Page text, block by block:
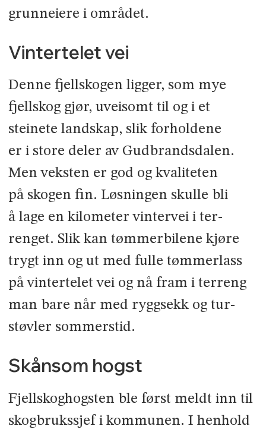
grunneiere i området.
Vintertelet vei
Denne fjellskogen ligger, som mye
fjell­skog gjør, uveisomt til og i et
steinete landskap, slik forholdene
er i store deler av Gudbrandsdalen.
Men veksten er god og kvaliteten
på skogen fin. Løsningen skulle bli
å lage en kilometer vintervei i ter­
renget. Slik kan tømmerbilene kjøre
trygt inn og ut med fulle tømmerlass
på vintertelet vei og nå fram i terreng
man bare når med ryggsekk og tur­
støvler sommerstid.
Skånsom hogst
Fjellskoghogsten ble først meldt inn til
skogbrukssjef i kommunen. I hen­hold